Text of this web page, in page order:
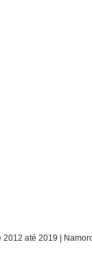
até 2019 |